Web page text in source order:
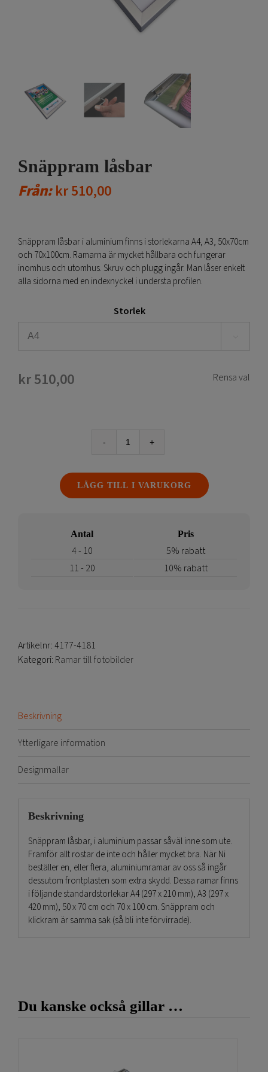
Snäppram låsbar
Från:kr510,00
Snäppram låsbar i aluminium finns i storlekarna A4, A3, 50x70cm
och 70x100cm. Ramarna är mycket hållbara och fungerar
inomhus och utomhus. Skruv och plugg ingår. Man låser enkelt
alla sidorna med en indexnyckel i understa profilen.
Storlek
kr510,00 Rensa val
Snäppram
mängd
LÄGG TILL I VARUKORG
Antal Pris
4 - 10
5% rabatt
11 - 20
10% rabatt
Artikelnr:4177-4181
Kategori: Ramar till fotobilder
Beskrivning
Ytterligare information
Designmallar
Beskrivning
Snäppram låsbar, i aluminium passar såväl inne som ute.
Framför allt rostar de inte och håller mycket bra. När Ni
beställer en, eller flera, aluminiumramar av oss så ingår
dessutom frontplasten som extra skydd. Dessa ramar finns
i följande standardstorlekar A4 (297 x 210 mm), A3 (297 x
420 mm), 50 x 70 cm och 70 x 100 cm. Snäppram och
klickram är samma sak (så bli inte förvirrade).
Du kanske också gillar …